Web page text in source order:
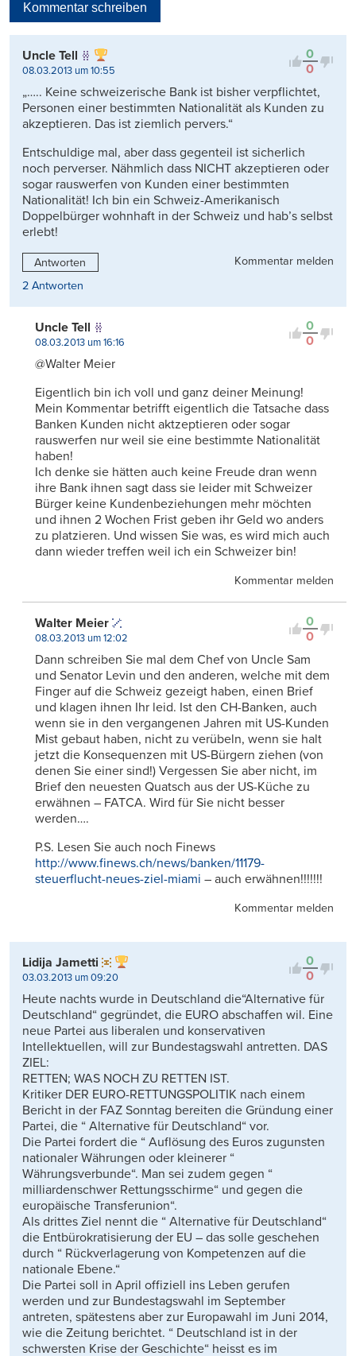
Kontrovers
Kommentar schreiben
0
0
Uncle Tell
08.03.2013 um 10:55
„….. Keine schweizerische Bank ist bisher verpflichtet,
Personen einer bestimmten Nationalität als Kunden zu
akzeptieren. Das ist ziemlich pervers.“
Entschuldige mal, aber dass gegenteil ist sicherlich
noch perverser. Nähmlich dass NICHT akzeptieren oder
sogar rauswerfen von Kunden einer bestimmten
Nationalität! Ich bin ein Schweiz-Amerikanisch
Doppelbürger wohnhaft in der Schweiz und hab’s selbst
erlebt!
Antworten
Kommentar melden
2 Antworten
0
0
Uncle Tell
08.03.2013 um 16:16
@Walter Meier
Eigentlich bin ich voll und ganz deiner Meinung!
Mein Kommentar betrifft eigentlich die Tatsache dass
Banken Kunden nicht aktzeptieren oder sogar
rauswerfen nur weil sie eine bestimmte Nationalität
haben!
Ich denke sie hätten auch keine Freude dran wenn
ihre Bank ihnen sagt dass sie leider mit Schweizer
Bürger keine Kundenbeziehungen mehr möchten
und ihnen 2 Wochen Frist geben ihr Geld wo anders
zu platzieren. Und wissen Sie was, es wird mich auch
dann wieder treffen weil ich ein Schweizer bin!
Kommentar melden
0
0
Walter Meier
08.03.2013 um 12:02
Dann schreiben Sie mal dem Chef von Uncle Sam
und Senator Levin und den anderen, welche mit dem
Finger auf die Schweiz gezeigt haben, einen Brief
und klagen ihnen Ihr leid. Ist den CH-Banken, auch
wenn sie in den vergangenen Jahren mit US-Kunden
Mist gebaut haben, nicht zu verübeln, wenn sie halt
jetzt die Konsequenzen mit US-Bürgern ziehen (von
denen Sie einer sind!) Vergessen Sie aber nicht, im
Brief den neuesten Quatsch aus der US-Küche zu
erwähnen – FATCA. Wird für Sie nicht besser
werden….
P.S. Lesen Sie auch noch Finews
http://www.finews.ch/news/banken/11179-
steuerflucht-neues-ziel-miami – auch erwähnen!!!!!!!
Kommentar melden
0
0
Lidija Jametti
03.03.2013 um 09:20
Heute nachts wurde in Deutschland die“Alternative für
Deutschland“ gegründet, die EURO abschaffen wil. Eine
neue Partei aus liberalen und konservativen
Intellektuellen, will zur Bundestagswahl antretten. DAS
ZIEL:
RETTEN; WAS NOCH ZU RETTEN IST.
Kritiker DER EURO-RETTUNGSPOLITIK nach einem
Bericht in der FAZ Sonntag bereiten die Gründung einer
Partei, die “ Alternative für Deutschland“ vor.
Die Partei fordert die “ Auflösung des Euros zugunsten
nationaler Währungen oder kleinerer “
Währungsverbunde“. Man sei zudem gegen “
milliardenschwer Rettungsschirme“ und gegen die
europäische Transferunion“.
Als drittes Ziel nennt die “ Alternative für Deutschland“
die Entbürokratisierung der EU – das solle geschehen
durch “ Rückverlagerung von Kompetenzen auf die
nationale Ebene.“
Die Partei soll in April offiziell ins Leben gerufen
werden und zur Bundestagswahl im September
antreten, spätestens aber zur Europawahl im Juni 2014,
wie die Zeitung berichtet. “ Deutschland ist in der
schwersten Krise der Geschichte“ heisst es im